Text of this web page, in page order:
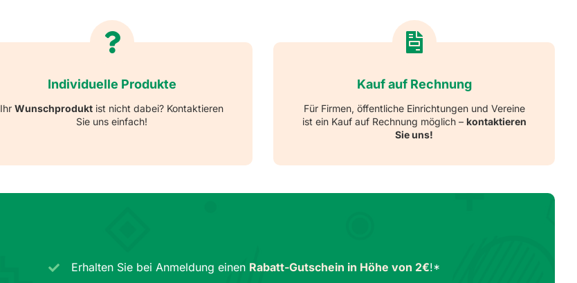
Individuelle Produkte
IhrWunschprodukt ist nicht dabei? Kontaktieren
Sie uns einfach!
Kauf auf Rechnung
Für Firmen, öffentliche Einrichtungen und Vereine
ist ein Kauf auf Rechnung möglich – kontaktieren
Sie uns!
Erhalten Sie bei Anmeldung einen Rabatt-Gutschein in Höhe von 2€!*